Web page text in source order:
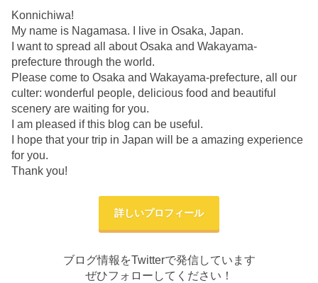
Konnichiwa!
My name is Nagamasa. I live in Osaka, Japan.
I want to spread all about Osaka and Wakayama-
prefecture through the world.
Please come to Osaka and Wakayama-prefecture, all our
culter: wonderful people, delicious food and beautiful
scenery are waiting for you.
I am pleased if this blog can be useful.
I hope that your trip in Japan will be a amazing experience
for you.
Thank you!
詳しいプロフィール
ブログ情報をTwitterで発信しています
ぜひフォローしてください！